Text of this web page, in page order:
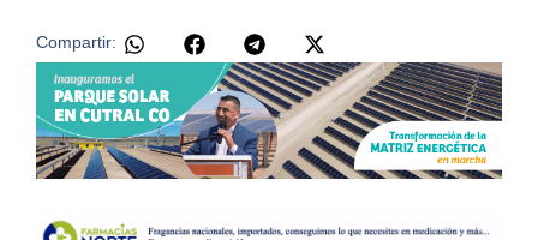
Compartir: